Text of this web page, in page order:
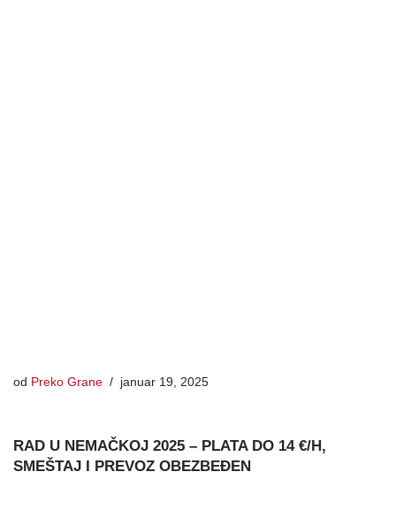
od Preko Grane januar 19, 2025
RAD U NEMAČKOJ 2025 – PLATA DO 14 €/H,
SMEŠTAJ I PREVOZ OBEZBEĐEN